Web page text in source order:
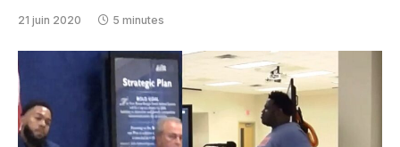
21 juin 2020 5 minutes